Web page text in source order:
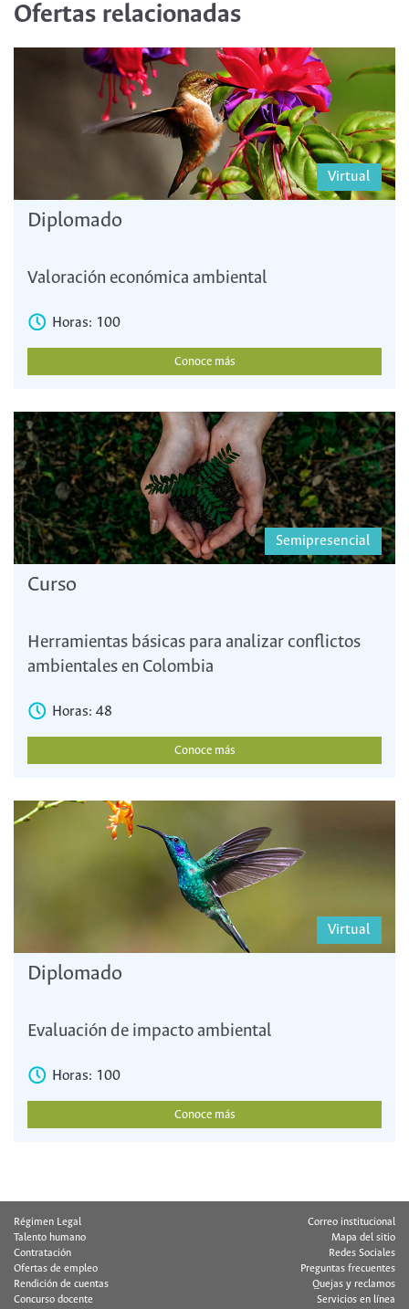
Ofertas relacionadas
Virtual
Diplomado
Valoración económica ambiental
Horas: 100
Conoce más
Semipresencial
Curso
Herramientas básicas para analizar conflictos
ambientales en Colombia
Horas: 48
Conoce más
Virtual
Diplomado
Evaluación de impacto ambiental
Horas: 100
Conoce más
Régimen Legal
Talento humano
Contratación
Ofertas de empleo
Rendición de cuentas
Concurso docente
Correo institucional
Mapa del sitio
Redes Sociales
Preguntas frecuentes
Quejas y reclamos
Servicios en línea